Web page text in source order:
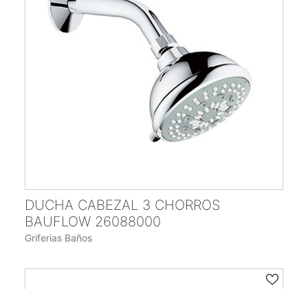
ENCUÉNTRANOS
CONTACTO
DUCHA CABEZAL 3 CHORROS
BAUFLOW 26088000
Griferias Baños